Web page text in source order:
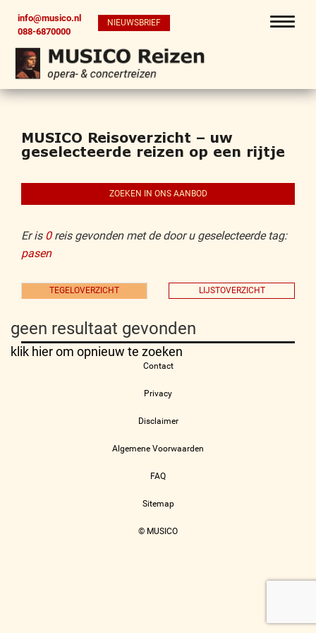
info@musico.nl
088-6870000
NIEUWSBRIEF
MUSICO Reisoverzicht – uw
geselecteerde reizen op een rijtje
ZOEKEN IN ONS AANBOD
Er is 0reis gevonden met de door u geselecteerde tag:
pasen
TEGELOVERZICHT LIJSTOVERZICHT
geen resultaat gevonden
klik hier om opnieuw te zoeken
Contact
Privacy
Disclaimer
Algemene Voorwaarden
FAQ
Sitemap
© MUSICO